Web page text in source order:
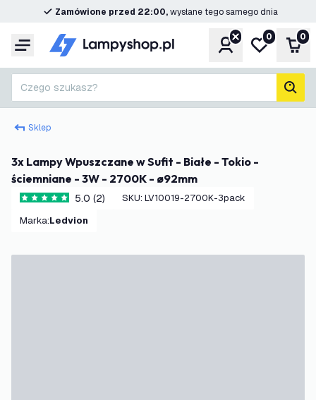
Zamówione przed 22:00,wysłane tego samego dnia
Menu KontoMoja lista
0 0
Czego szukasz?
Sklep
3x Lampy Wpuszczane w Sufit - Białe - Tokio -
ściemniane - 3W - 2700K - ø92mm
5 Gwiazdki oceny
5.0 (2) SKU: LV10019-2700K-3pack
Marka: Ledvion